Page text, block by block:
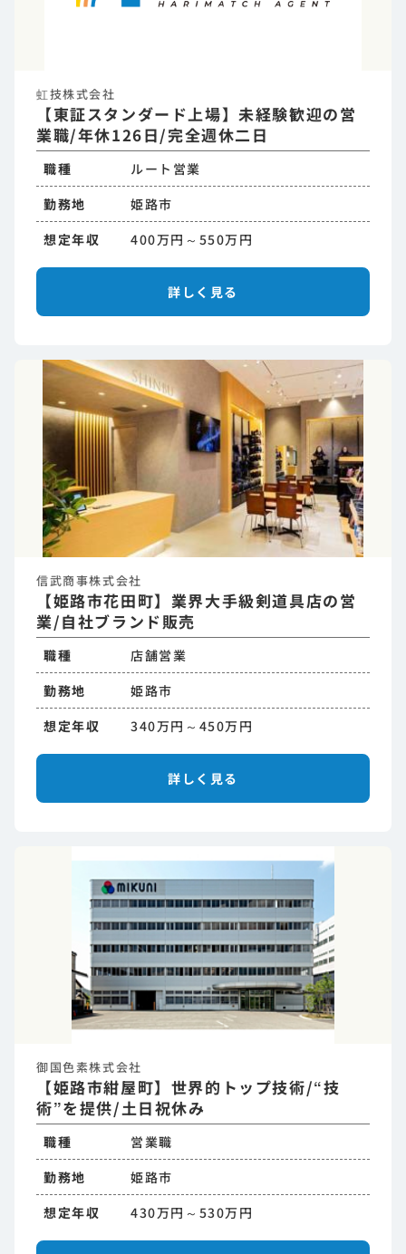
虹技株式会社
【東証スタンダード上場】未経験歓迎の営
業職/年休126日/完全週休二日
職種
ルート営業
勤務地
姫路市
想定年収
400万円～550万円
詳しく見る
信武商事株式会社
【姫路市花田町】業界大手級剣道具店の営
業/自社ブランド販売
職種
店舗営業
勤務地
姫路市
想定年収
340万円～450万円
詳しく見る
御国色素株式会社
【姫路市紺屋町】世界的トップ技術/“技
術”を提供/土日祝休み
職種
営業職
勤務地
姫路市
想定年収
430万円～530万円